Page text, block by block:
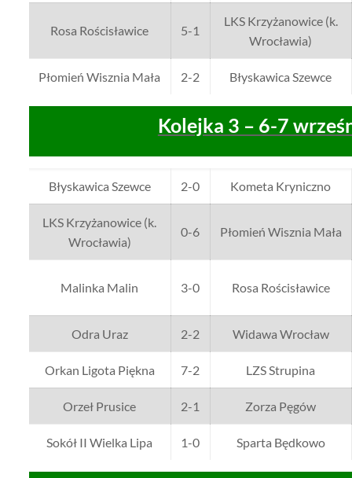
Rosa Rościsławice 5-1
LKS Krzyżanowice (k.
Wrocławia)
Płomień Wisznia Mała 2-2 Błyskawica Szewce
Kolejka 3 – 6-7
Błyskawica Szewce 2-0 Kometa Kryniczno
LKS Krzyżanowice (k.
Wrocławia)
0-6 Płomień Wisznia Mała
Malinka Malin 3-0 Rosa Rościsławice
Odra Uraz 2-2 Widawa Wrocław
Orkan Ligota Piękna 7-2 LZS Strupina
Orzeł Prusice 2-1 Zorza Pęgów
Sokół II Wielka Lipa 1-0 Sparta Będkowo